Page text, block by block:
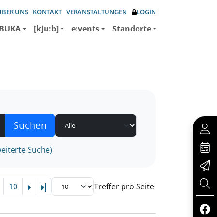
UNS KONTAKT VERANSTALTUNGEN LOGIN
[kju:b] e:vents Standorte
Suche)
10 Letzte Seite Treffer pro Seite